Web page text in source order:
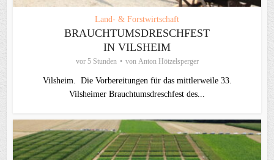
Land- & Forstwirtschaft
BRAUCHTUMSDRESCHFEST
IN VILSHEIM
vor 5 Stunden von Anton Hötzelsperger
Vilsheim. Die Vorbereitungen für das mittlerweile 33.
Vilsheimer Brauchtumsdreschfest des...